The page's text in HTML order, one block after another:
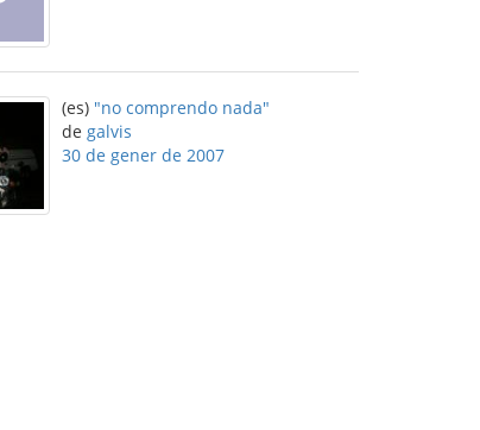
(es) "no comprendo nada"
de galvis
30 de gener de 2007